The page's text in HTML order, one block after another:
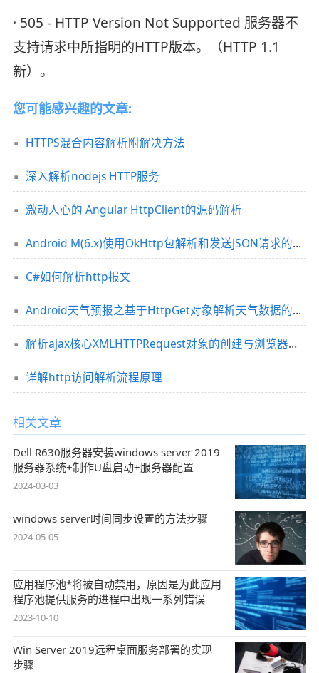
· 505 - HTTP Version Not Supported 服务器不
支持请求中所指明的HTTP版本。（HTTP 1.1
新）。
您可能感兴趣的文章:
HTTPS混合内容解析附解决方法
深入解析nodejs HTTP服务
激动人心的 Angular HttpClient的源码解析
Android M(6.x)使用OkHttp包解析和发送JSON请求的教程
C#如何解析http报文
Android天气预报之基于HttpGet对象解析天气数据的方法
解析ajax核心XMLHTTPRequest对象的创建与浏览器的兼容问题
详解http访问解析流程原理
相关文章
Dell R630服务器安装windows server 2019
服务器系统+制作U盘启动+服务器配置
2024-03-03
windows server时间同步设置的方法步骤
2024-05-05
应用程序池*将被自动禁用，原因是为此应用
程序池提供服务的进程中出现一系列错误
2023-10-10
Win Server 2019远程桌面服务部署的实现
步骤